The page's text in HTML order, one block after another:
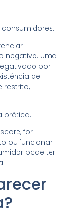
negativo. Uma
por
de
restrito,
prática.
for
ou funcionar
pode ter